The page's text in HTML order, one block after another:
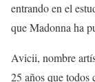
entrando en el
que Madonna ha
Avicii, nombre
25 años que todos